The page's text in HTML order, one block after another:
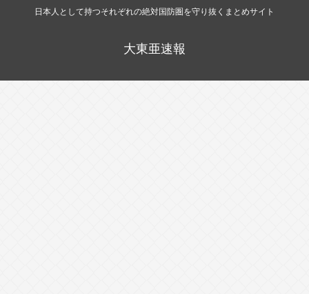
日本人として持つそれぞれの絶対国防圏を守り抜くまとめサイト
大東亜速報